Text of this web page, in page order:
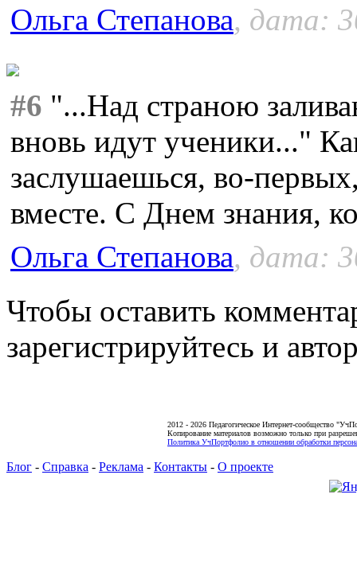
Ольга Степанова, дата:
#6 "...Над страною
вновь идут ученики..."
заслушаешься, во-
вместе. С Днем знания,
Ольга Степанова, дата:
Чтобы оставить
зарегистрируйтесь и
2012 - 2026 Педагогическое Интернет-сообщество
Копирование материалов возможно только при
Политика УчПортфолио в отношении обработки
Блог - Справка - Реклама - Контакты - О проекте